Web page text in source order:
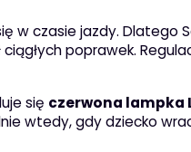
w czasie jazdy. Dlatego
poprawek.
się czerwona lampka
wtedy, gdy dziecko